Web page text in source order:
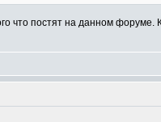
что постят на данном